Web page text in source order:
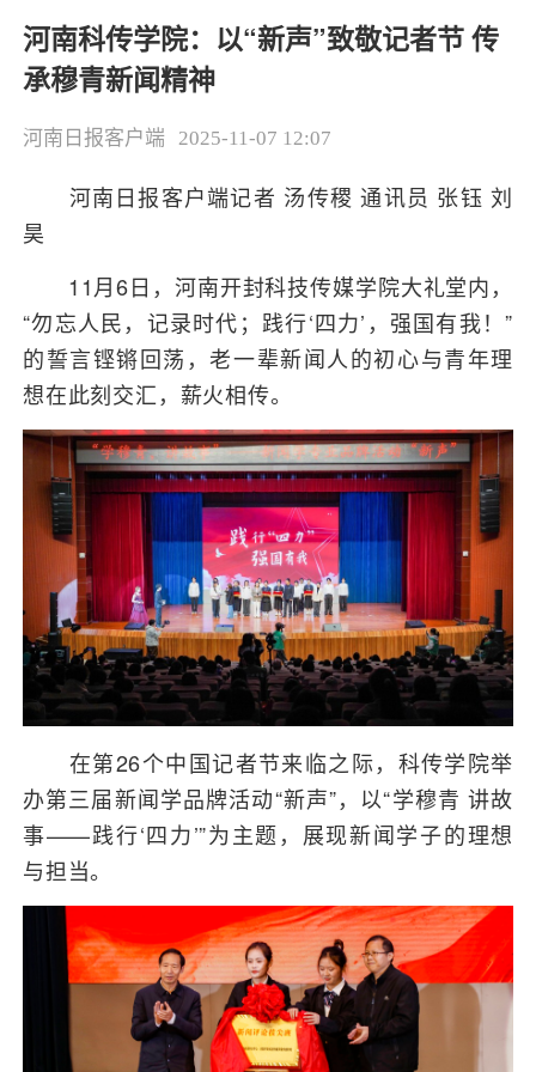
河南科传学院：以“新声”致敬记者节 传
承穆青新闻精神
河南日报客户端 2025-11-07 12:07
河南日报客户端记者 汤传稷 通讯员 张钰 刘
昊
11月6日，河南开封科技传媒学院大礼堂内，
“勿忘人民，记录时代；践行‘四力’，强国有我！”
的誓言铿锵回荡，老一辈新闻人的初心与青年理
想在此刻交汇，薪火相传。
在第26个中国记者节来临之际，科传学院举
办第三届新闻学品牌活动“新声”，以“学穆青 讲故
事——践行‘四力’”为主题，展现新闻学子的理想
与担当。